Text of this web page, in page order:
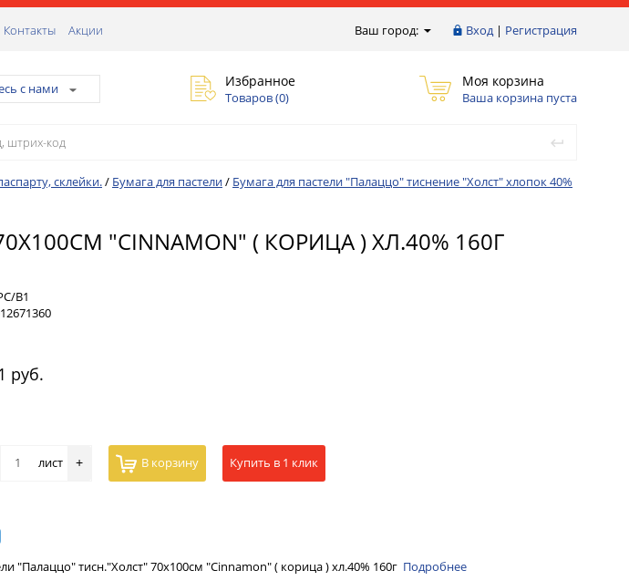
Ваш город: Вход| Регистрация
Контакты Акции
с нами Избранное
Товаров (0)
Моя корзина
Ваша корзина пуста
склейки./ Бумага для пастели/ Бумага для пастели "Палаццо" тиснение "Холст" хлопок 40%
"CINNAMON" ( КОРИЦА ) ХЛ.40% 160Г
B1
руб.
лист + В корзину Купить в 1 клик
"Палаццо" тисн."Холст" 70х100см "Cinnamon" ( корица ) хл.40% 160г Подробнее